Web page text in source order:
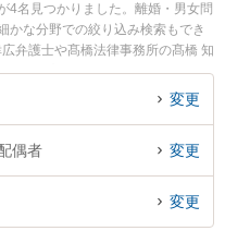
4名見つかりました。離婚・男女問
かな分野での絞り込み検索もでき
弁護士や髙橋法律事務所の髙橋 知
士のプロフィール情報や弁護士費
で土日や夜間に発生した有責配偶
』などでお困りの相談者さんにお
変更
偶者 変更
変更